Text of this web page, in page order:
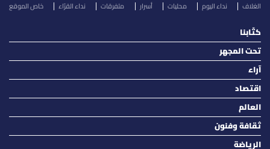
الغلاف نداء اليوم محليات أسرار متفرقات نداء القرّاء خاص الموقع
كتّابنا
تحت المجهر
آراء
اقتصاد
العالم
ثقافة وفنون
الرياضة